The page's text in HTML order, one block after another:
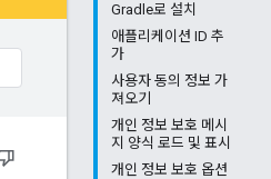
Gradle로 설치
애플리케이션 ID 추
가
사용자 동의 정보 가
져오기
개인 정보 보호 메시
지 양식 로드 및 표시
개인 정보 보호 옵션